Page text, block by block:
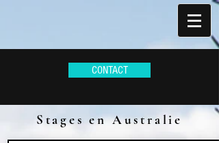
CONTACT
Stages en Australie